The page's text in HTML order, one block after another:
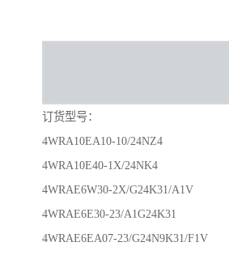
订货型号：
4WRA10EA10-10/24NZ4
4WRA10E40-1X/24NK4
4WRAE6W30-2X/G24K31/A1V
4WRAE6E30-23/A1G24K31
4WRAE6EA07-23/G24N9K31/F1V